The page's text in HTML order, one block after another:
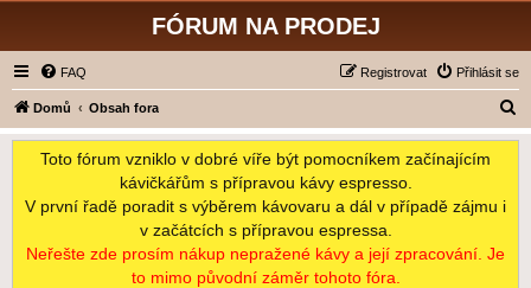
FÓRUM NA PRODEJ
FAQ Přihlásit se
Registrovat
Domů Obsah fora
l
Toto fórum vzniklo v dobré víře být pomocníkem začínajícím
kávičkářům s přípravou kávy espresso.
V první řadě poradit s výběrem kávovaru a dál v případě zájmu i
v začátcích s přípravou espressa.
Neřešte zde prosím nákup nepražené kávy a její zpracování. Je
to mimo původní záměr tohoto fóra.